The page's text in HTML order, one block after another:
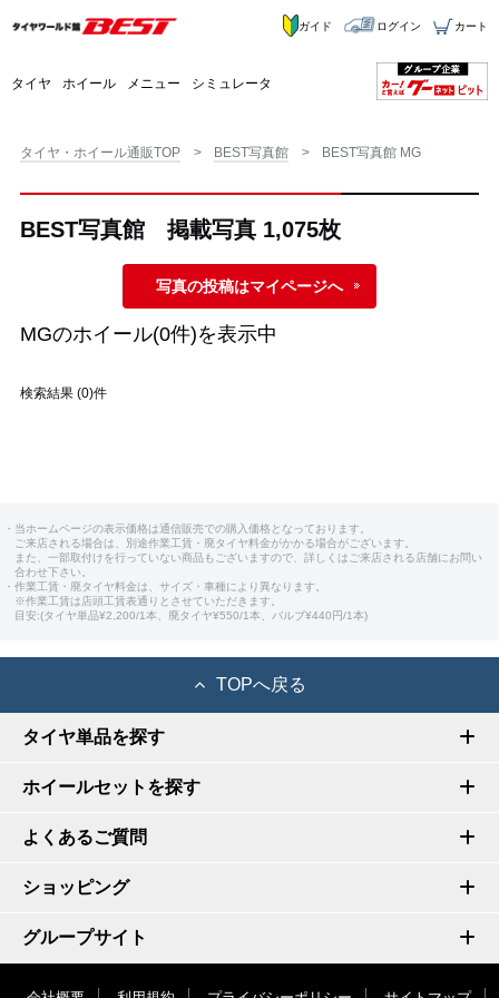
タイヤ ホイール メニュー シミュレータ
ガイド ログイン カート
タイヤ・ホイール通販TOP BEST写真館 BEST写真館 MG
BEST写真館 掲載写真 1,075枚
写真の投稿はマイページへ
MGのホイール(0件)を表示中
検索結果 (0)件
・当ホームページの表示価格は通信販売での購入価格となっております。
ご来店される場合は、別途作業工賃・廃タイヤ料金がかかる場合がございます。
また、一部取付けを行っていない商品もございますので、詳しくはご来店される店舗にお問い
合わせ下さい。
・作業工賃・廃タイヤ料金は、サイズ・車種により異なります。
※作業工賃は店頭工賃表通りとさせていただきます。
目安:(タイヤ単品¥2,200/1本、廃タイヤ¥550/1本、バルブ¥440円/1本)
TOPへ戻る
タイヤ単品を探す
ホイールセットを探す
よくあるご質問
ショッピング
グループサイト